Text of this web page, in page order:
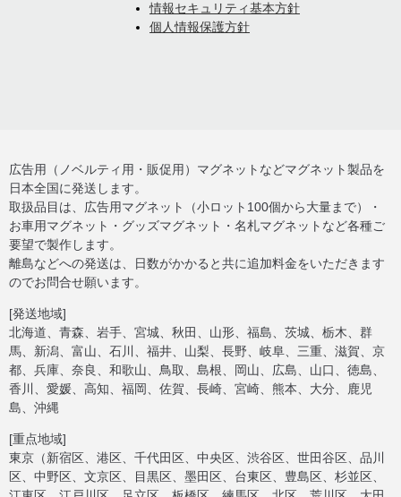
情報セキュリティ基本方針
個人情報保護方針
広告用（ノベルティ用・販促用）マグネットなどマグネット製品を
日本全国に発送します。
取扱品目は、広告用マグネット（小ロット100個から大量まで）・
お車用マグネット・グッズマグネット・名札マグネットなど各種ご
要望で製作します。
離島などへの発送は、日数がかかると共に追加料金をいただきます
のでお問合せ願います。
[発送地域]
北海道、青森、岩手、宮城、秋田、山形、福島、茨城、栃木、群
馬、新潟、富山、石川、福井、山梨、長野、岐阜、三重、滋賀、京
都、兵庫、奈良、和歌山、鳥取、島根、岡山、広島、山口、徳島、
香川、愛媛、高知、福岡、佐賀、長崎、宮崎、熊本、大分、鹿児
島、沖縄
[重点地域]
東京（新宿区、港区、千代田区、中央区、渋谷区、世田谷区、品川
区、中野区、文京区、目黒区、墨田区、台東区、豊島区、杉並区、